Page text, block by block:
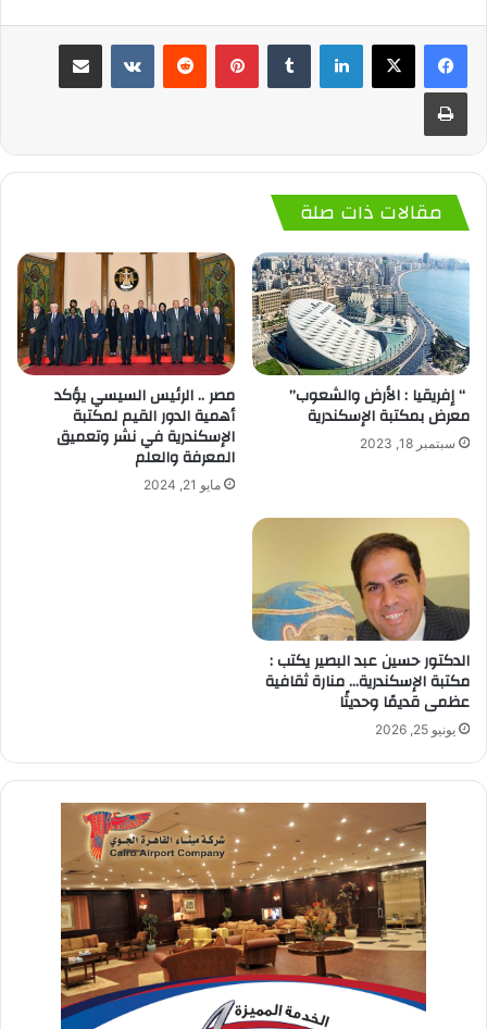
لينكدإن بينتيريست
مقالات ذات صلة
“ إفريقيا : الأرض والشعوب”
معرض بمكتبة الإسكندرية
سبتمبر 18, 2023
مصر .. الرئيس السيسي يؤكد
أهمية الدور القيم لمكتبة
الإسكندرية في نشر وتعميق
المعرفة والعلم
مايو 21, 2024
الدكتور حسين عبد البصير يكتب :
مكتبة الإسكندرية… منارة ثقافية
عظمى قديمًا وحديثًا
يونيو 25, 2026